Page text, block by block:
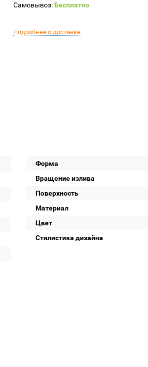
Самовывоз:Бесплатно
Подробнее о доставке
Форма
Вращение излива
Поверхность
Материал
Цвет
Стилистика дизайна